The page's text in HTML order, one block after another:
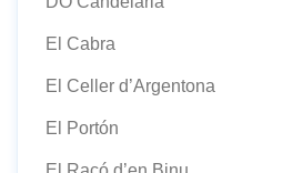
El Cabra
El Celler d’Argentona
El Portón